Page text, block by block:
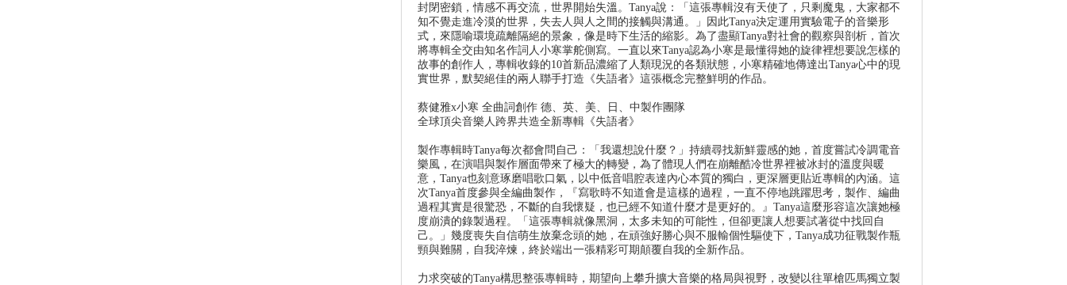
封閉密鎖，情感不再交流，世界開始失溫。Tanya說：「這張專輯沒有天使了，只剩魔鬼，大家都不
知不覺走進冷漠的世界，失去人與人之間的接觸與溝通。」因此Tanya決定運用實驗電子的音樂形
式，來隱喻環境疏離隔絕的景象，像是時下生活的縮影。為了盡顯Tanya對社會的觀察與剖析，首次
將專輯全交由知名作詞人小寒掌舵側寫。一直以來Tanya認為小寒是最懂得她的旋律裡想要說怎樣的
故事的創作人，專輯收錄的10首新品濃縮了人類現況的各類狀態，小寒精確地傳達出Tanya心中的現
實世界，默契絕佳的兩人聯手打造《失語者》這張概念完整鮮明的作品。
蔡健雅x小寒 全曲詞創作 德、英、美、日、中製作團隊
全球頂尖音樂人跨界共造全新專輯《失語者》
製作專輯時Tanya每次都會問自己：「我還想說什麼？」持續尋找新鮮靈感的她，首度嘗試冷調電音
樂風，在演唱與製作層面帶來了極大的轉變，為了體現人們在崩離酷冷世界裡被冰封的溫度與暖
意，Tanya也刻意琢磨唱歌口氣，以中低音唱腔表達內心本質的獨白，更深層更貼近專輯的內涵。這
次Tanya首度參與全編曲製作，『寫歌時不知道會是這樣的過程，一直不停地跳躍思考，製作、編曲
過程其實是很驚恐，不斷的自我懷疑，也已經不知道什麼才是更好的。』Tanya這麼形容這次讓她極
度崩潰的錄製過程。「這張專輯就像黑洞，太多未知的可能性，但卻更讓人想要試著從中找回自
己。」幾度喪失自信萌生放棄念頭的她，在頑強好勝心與不服輸個性驅使下，Tanya成功征戰製作瓶
頸與難關，自我淬煉，終於端出一張精彩可期顛覆自我的全新作品。
力求突破的Tanya構思整張專輯時，期望向上攀升擴大音樂的格局與視野，改變以往單槍匹馬獨立製